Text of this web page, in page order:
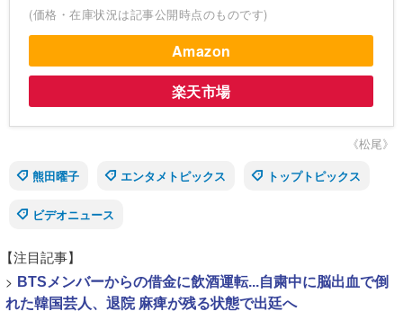
(価格・在庫状況は記事公開時点のものです)
Amazon
楽天市場
《松尾》
熊田曜子
エンタメトピックス トップトピックス
ビデオニュース
【注目記事】
> BTSメンバーからの借金に飲酒運転...自粛中に脳出血で倒
れた韓国芸人、退院 麻痺が残る状態で出廷へ